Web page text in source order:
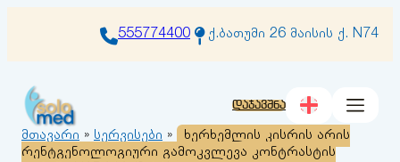
555774400 ქ.ბათუმი 26 მაისის ქ. N74
დაჯავშნა
მთავარი » სერვისები »
ხერხემლის კისრის არის
რენტგენოლოგიური გამოკვლევა კონტრასტის